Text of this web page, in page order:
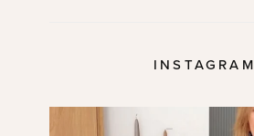
INSTAGRAM